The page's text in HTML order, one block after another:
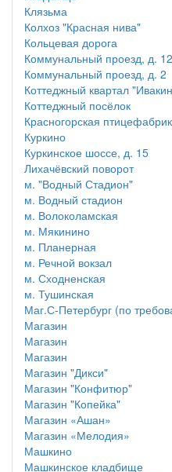
Клязьма
Колхоз "Красная нива"
Кольцевая дорога
Коммунальный проезд, д. 12
Коммунальный проезд, д. 2
Коттеджный квартал
Коттеджный посёлок
Красногорская
Куркино
Куркинское шоссе, д. 15
Лихачёвский поворот
м. "Водный Стадион"
м. Водный стадион
м. Волоколамская
м. Мякинино
м. Планерная
м. Речной вокзал
м. Сходненская
м. Тушинская
Маг.С-Петербург (по
Магазин
Магазин
Магазин
Магазин "Дикси"
Магазин "Конфитюр"
Магазин "Копейка"
Магазин «Ашан»
Магазин «Мелодия»
Машкино
Машкинское кладбище